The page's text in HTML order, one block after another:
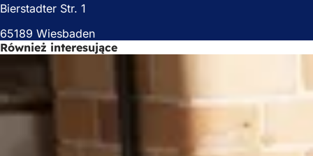
r
c
a
r
e
Bierstadter Str. 1
65189 Wiesbaden
Również interesujące